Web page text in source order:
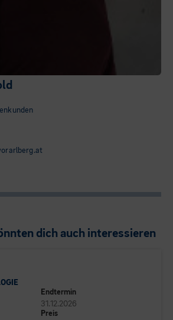
dich auch interessieren
Endtermin
31.12.2026
Preis